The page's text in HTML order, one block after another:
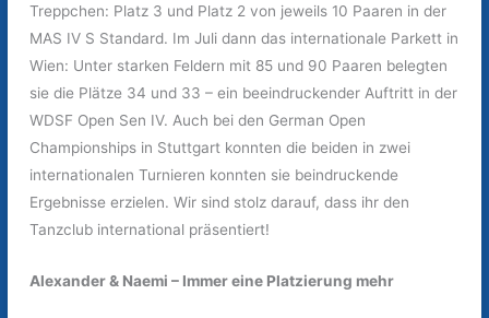
Treppchen: Platz 3 und Platz 2 von jeweils 10 Paaren in der
MAS IV S Standard. Im Juli dann das internationale Parkett in
Wien: Unter starken Feldern mit 85 und 90 Paaren belegten
sie die Plätze 34 und 33 – ein beeindruckender Auftritt in der
WDSF Open Sen IV. Auch bei den German Open
Championships in Stuttgart konnten die beiden in zwei
internationalen Turnieren konnten sie beindruckende
Ergebnisse erzielen. Wir sind stolz darauf, dass ihr den
Tanzclub international präsentiert!
Alexander & Naemi – Immer eine Platzierung mehr